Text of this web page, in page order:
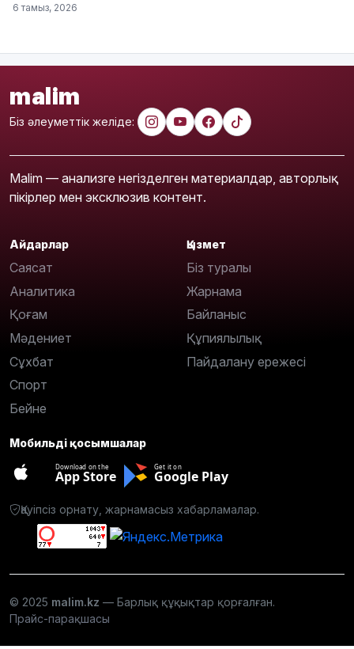
6 тамыз, 2026
malim
Біз әлеуметтік желіде:
Malim — анализге негізделген материалдар, авторлық
пікірлер мен эксклюзив контент.
Айдарлар
Саясат
Аналитика
Қоғам
Мәдениет
Сұхбат
Спорт
Бейне
Қызмет
Біз туралы
Жарнама
Байланыс
Құпиялылық
Пайдалану ережесі
Мобильді қосымшалар
Download on the
App Store
Get it on
Google Play
Қауіпсіз орнату, жарнамасыз хабарламалар.
© 2025 malim.kz — Барлық құқықтар қорғалған.
Прайс-парақшасы